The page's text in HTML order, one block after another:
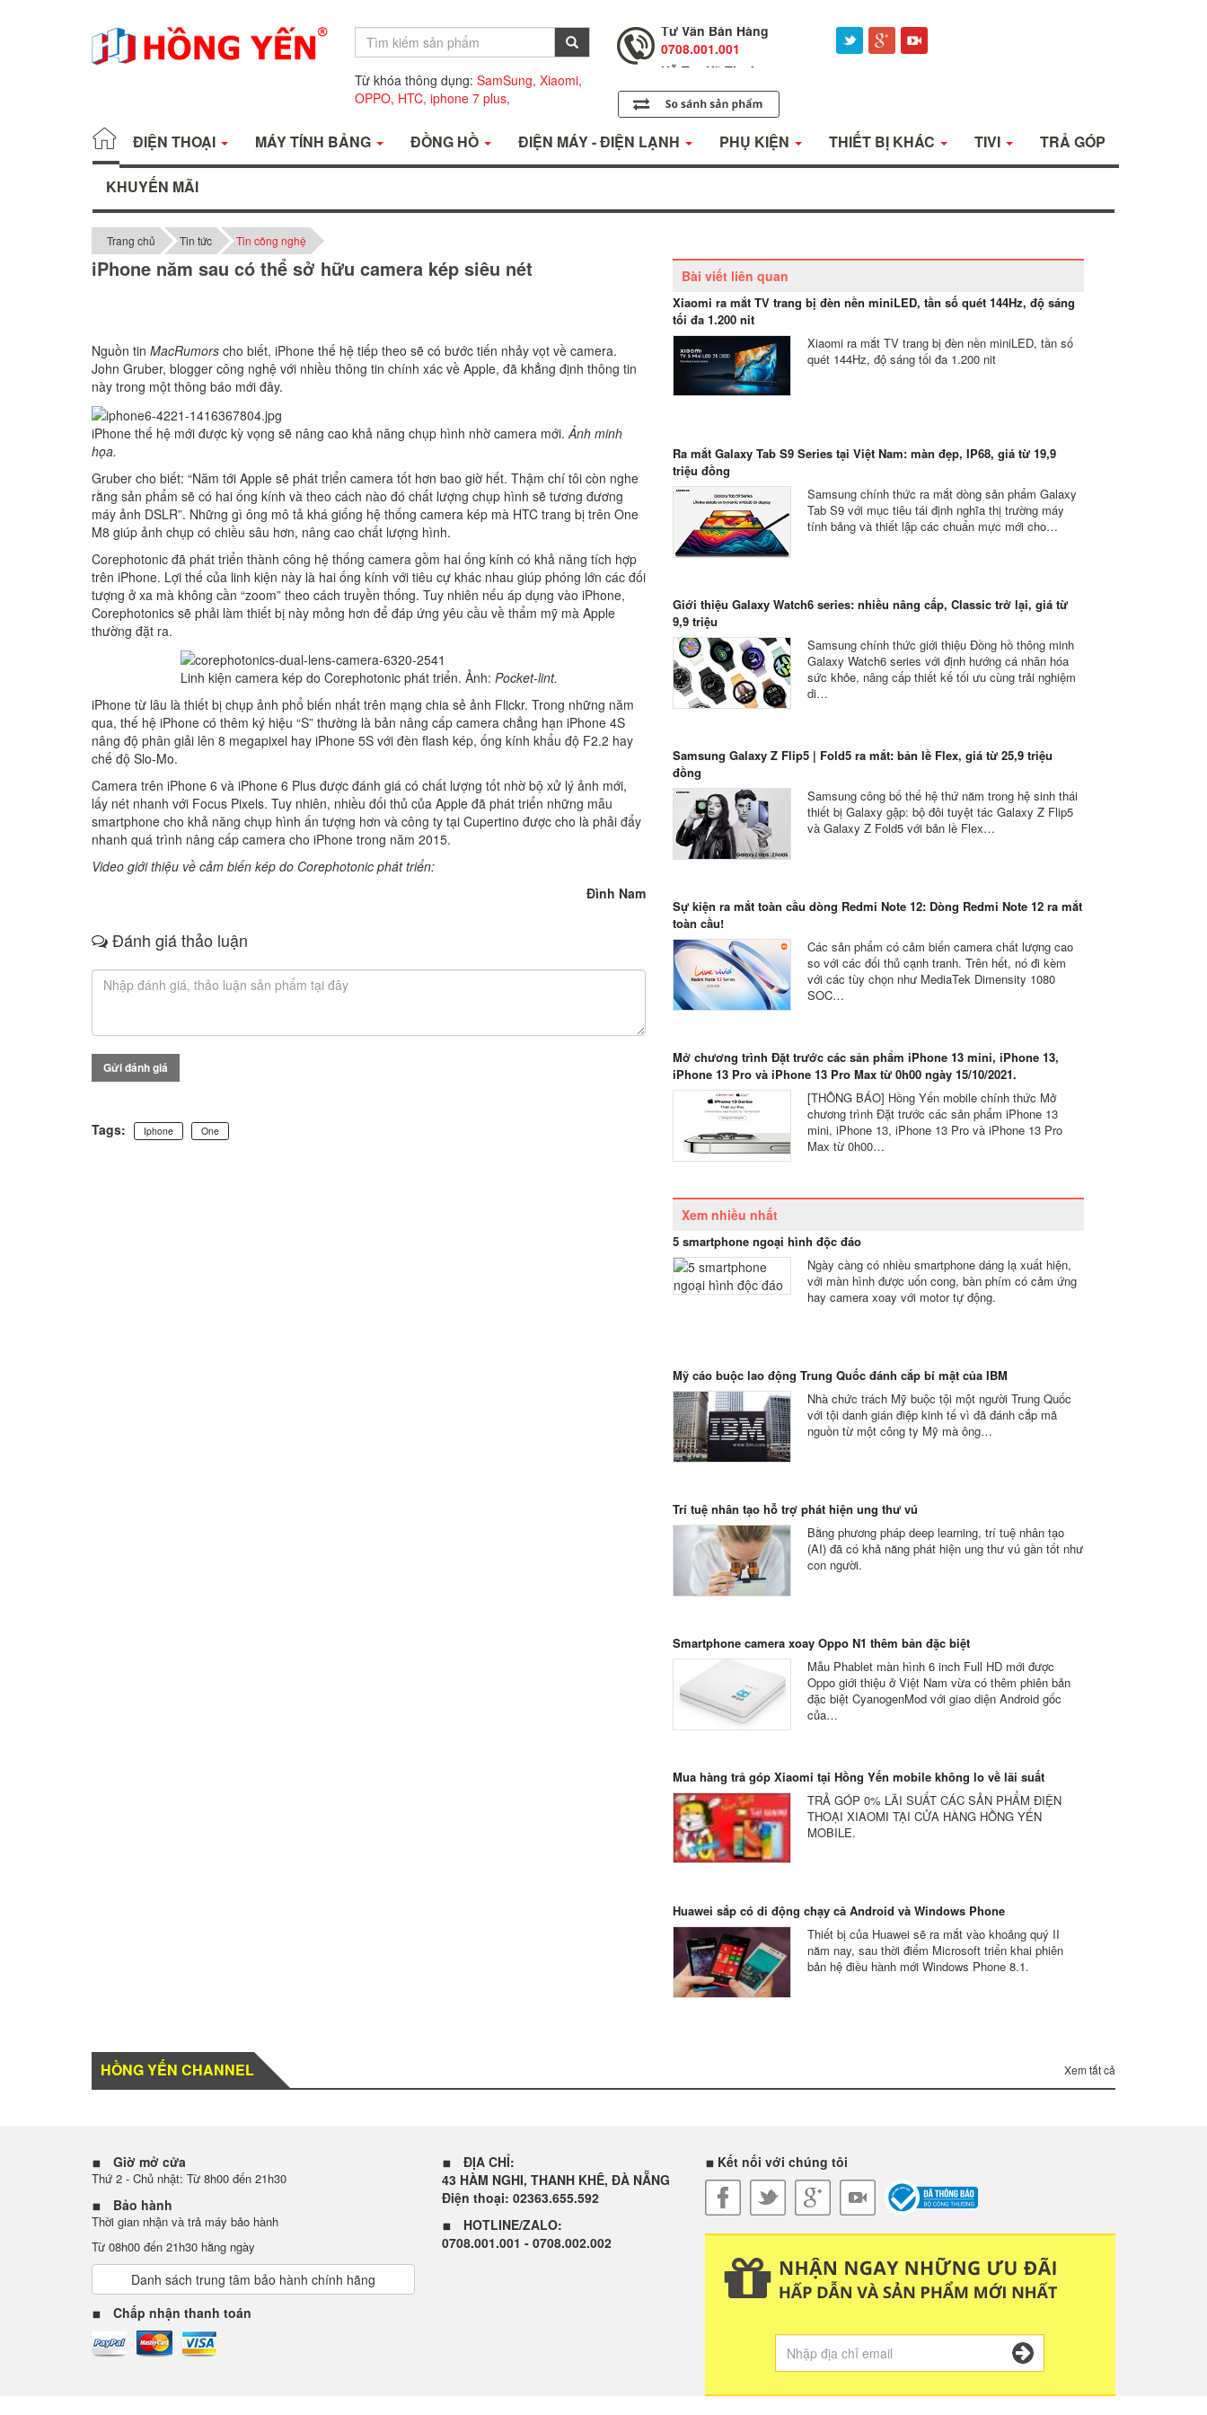
Từ khóa thông dụng: SamSung, Xiaomi,
OPPO, HTC, iphone 7 plus,
Hỗ Trợ Kỹ Thuật
0708.002.002
0708.001.001
ĐIỆN THOẠI MÁY TÍNH BẢNG ĐỒNG HỒ ĐIỆN MÁY - ĐIỆN LẠNH PHỤ KIỆN THIẾT BỊ KHÁC TIVI TRẢ GÓP
KHUYẾN MÃI
Trang chủ Tin tức Tin công nghệ
iPhone năm sau có thể sở hữu camera kép siêu nét
Nguồn tin MacRumors cho biết, iPhone thế hệ tiếp theo sẽ có bước tiến nhảy vọt về camera.
John Gruber, blogger công nghệ với nhiều thông tin chính xác về Apple, đã khẳng định thông tin
này trong một thông báo mới đây.
iPhone thế hệ mới được kỳ vọng sẽ nâng cao khả năng chụp hình nhờ camera mới.Ảnh minh
họa.
Gruber cho biết: “Năm tới Apple sẽ phát triển camera tốt hơn bao giờ hết. Thậm chí tôi còn nghe
rằng sản phẩm sẽ có hai ống kính và theo cách nào đó chất lượng chụp hình sẽ tương đương
máy ảnh DSLR”. Những gì ông mô tả khá giống hệ thống camera kép mà HTC trang bị trên One
M8 giúp ảnh chụp có chiều sâu hơn, nâng cao chất lượng hình.
Corephotonic đã phát triển thành công hệ thống camera gồm hai ống kính có khả năng tích hợp
trên iPhone. Lợi thế của linh kiện này là hai ống kính với tiêu cự khác nhau giúp phóng lớn các đối
tượng ở xa mà không cần “zoom” theo cách truyền thống. Tuy nhiên nếu áp dụng vào iPhone,
Corephotonics sẽ phải làm thiết bị này mỏng hơn để đáp ứng yêu cầu về thẩm mỹ mà Apple
thường đặt ra.
Linh kiện camera kép do Corephotonic phát triển. Ảnh: Pocket-lint.
iPhone từ lâu là thiết bị chụp ảnh phổ biến nhất trên mạng chia sẻ ảnh Flickr. Trong những năm
qua, thế hệ iPhone có thêm ký hiệu “S” thường là bản nâng cấp camera chẳng hạn iPhone 4S
nâng độ phân giải lên 8 megapixel hay iPhone 5S với đèn flash kép, ống kính khẩu độ F2.2 hay
chế độ Slo-Mo.
Camera trên iPhone 6 và iPhone 6 Plus được đánh giá có chất lượng tốt nhờ bộ xử lý ảnh mới,
lấy nét nhanh với Focus Pixels. Tuy nhiên, nhiều đối thủ của Apple đã phát triển những mẫu
smartphone cho khả năng chụp hình ấn tượng hơn và công ty tại Cupertino được cho là phải đẩy
nhanh quá trình nâng cấp camera cho iPhone trong năm 2015.
Video giới thiệu về cảm biến kép do Corephotonic phát triển:
Đình Nam
Đánh giá thảo luận
Gửi đánh giá
Tags: Iphone One
Bài viết liên quan
Xiaomi ra mắt TV trang bị đèn nền miniLED, tần số quét 144Hz, độ sáng
tối đa 1.200 nit
Xiaomi ra mắt TV trang bị đèn nền miniLED, tần số
quét 144Hz, độ sáng tối đa 1.200 nit
Ra mắt Galaxy Tab S9 Series tại Việt Nam: màn đẹp, IP68, giá từ 19,9
triệu đồng
Samsung chính thức ra mắt dòng sản phẩm Galaxy
Tab S9 với mục tiêu tái định nghĩa thị trường máy
tính bảng và thiết lập các chuẩn mực mới cho…
Giới thiệu Galaxy Watch6 series: nhiều nâng cấp, Classic trở lại, giá từ
9,9 triệu
Samsung chính thức giới thiệu Đồng hồ thông minh
Galaxy Watch6 series với định hướng cá nhân hóa
sức khỏe, nâng cấp thiết kế tối ưu cùng trải nghiệm
di…
Samsung Galaxy Z Flip5 | Fold5 ra mắt: bản lề Flex, giá từ 25,9 triệu
đồng
Samsung công bố thế hệ thứ năm trong hệ sinh thái
thiết bị Galaxy gập: bộ đôi tuyệt tác Galaxy Z Flip5
và Galaxy Z Fold5 với bản lề Flex…
Sự kiện ra mắt toàn cầu dòng Redmi Note 12: Dòng Redmi Note 12 ra mắt
toàn cầu!
Các sản phẩm có cảm biến camera chất lượng cao
so với các đối thủ cạnh tranh. Trên hết, nó đi kèm
với các tùy chọn như MediaTek Dimensity 1080
SOC…
Mở chương trình Đặt trước các sản phẩm iPhone 13 mini, iPhone 13,
iPhone 13 Pro và iPhone 13 Pro Max từ 0h00 ngày 15/10/2021.
[THÔNG BÁO] Hồng Yến mobile chính thức Mở
chương trình Đặt trước các sản phẩm iPhone 13
mini, iPhone 13, iPhone 13 Pro và iPhone 13 Pro
Max từ 0h00…
Xem nhiều nhất
5 smartphone ngoại hình độc đáo
Ngày càng có nhiều smartphone dáng lạ xuất hiện,
với màn hình được uốn cong, bàn phím có cảm ứng
hay camera xoay với motor tự động.
Mỹ cáo buộc lao động Trung Quốc đánh cắp bí mật của IBM
Nhà chức trách Mỹ buộc tội một người Trung Quốc
với tội danh gián điệp kinh tế vì đã đánh cắp mã
nguồn từ một công ty Mỹ mà ông…
Trí tuệ nhân tạo hỗ trợ phát hiện ung thư vú
Bằng phương pháp deep learning, trí tuệ nhân tạo
(AI) đã có khả năng phát hiện ung thư vú gần tốt như
con người.
Smartphone camera xoay Oppo N1 thêm bản đặc biệt
Mẫu Phablet màn hình 6 inch Full HD mới được
Oppo giới thiệu ở Việt Nam vừa có thêm phiên bản
đặc biệt CyanogenMod với giao diện Android gốc
của…
Mua hàng trả góp Xiaomi tại Hồng Yến mobile không lo về lãi suất
TRẢ GÓP 0% LÃI SUẤT CÁC SẢN PHẨM ĐIỆN
THOẠI XIAOMI TẠI CỬA HÀNG HỒNG YẾN
MOBILE.
Huawei sắp có di động chạy cả Android và Windows Phone
Thiết bị của Huawei sẽ ra mắt vào khoảng quý II
năm nay, sau thời điểm Microsoft triển khai phiên
bản hệ điều hành mới Windows Phone 8.1.
HỒNG YẾN CHANNEL Xem tất cả
Samsung galaxy a Tôi Là Ai - Oppo F11
samsung galaxy a50